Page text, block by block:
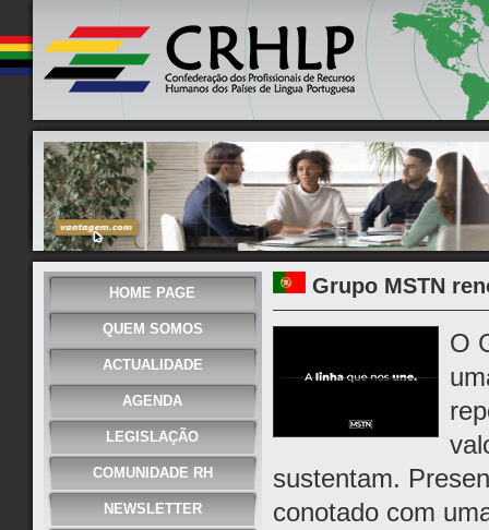
HOME PAGE
QUEM SOMOS
ACTUALIDADE
AGENDA
LEGISLAÇÃO
COMUNIDADE RH
NEWSLETTER
Grupo MSTN
O
sustentam.
conotado com